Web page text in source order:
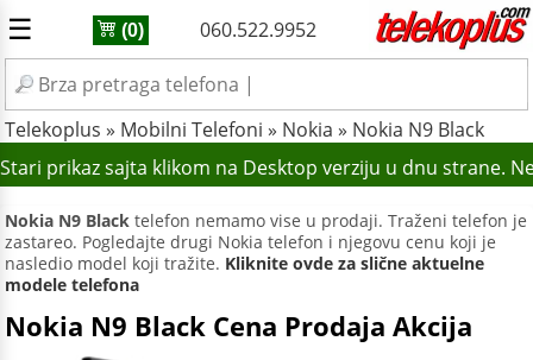
☰ (0) 060.522.9952
Telekoplus » Mobilni Telefoni » Nokia » Nokia N9 Black
prikaz sajta klikom na Desktop verziju u dnu strane.
Nokia N9 Black telefon nemamo vise u prodaji. Traženi telefon je
zastareo. Pogledajte drugi Nokia telefon i njegovu cenu koji je
nasledio model koji tražite. Kliknite ovde za slične aktuelne
modele telefona
Nokia N9 Black Cena Prodaja Akcija